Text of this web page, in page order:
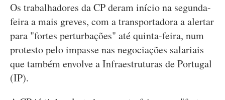
Os trabalhadores da CP deram início na segunda-
feira a mais greves, com a transportadora a alertar
para "fortes perturbações" até quinta-feira, num
protesto pelo impasse nas negociações salariais
que também envolve a Infraestruturas de Portugal
(IP).